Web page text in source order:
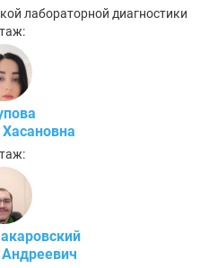
лабораторной диагностики